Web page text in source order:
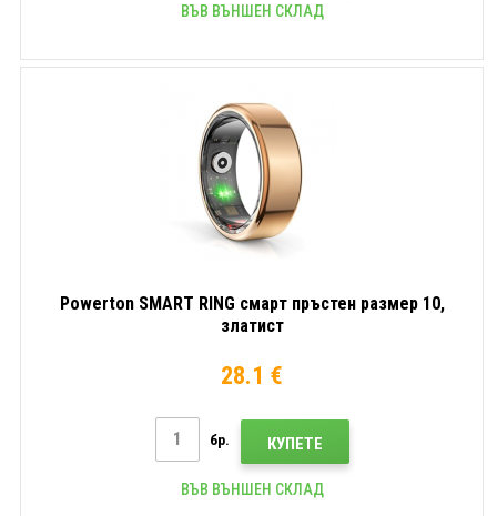
ВЪВ ВЪНШЕН СКЛАД
Powerton SMART RING смарт пръстен размер 10,
златист
28.1 €
бр. КУПЕТЕ
ВЪВ ВЪНШЕН СКЛАД